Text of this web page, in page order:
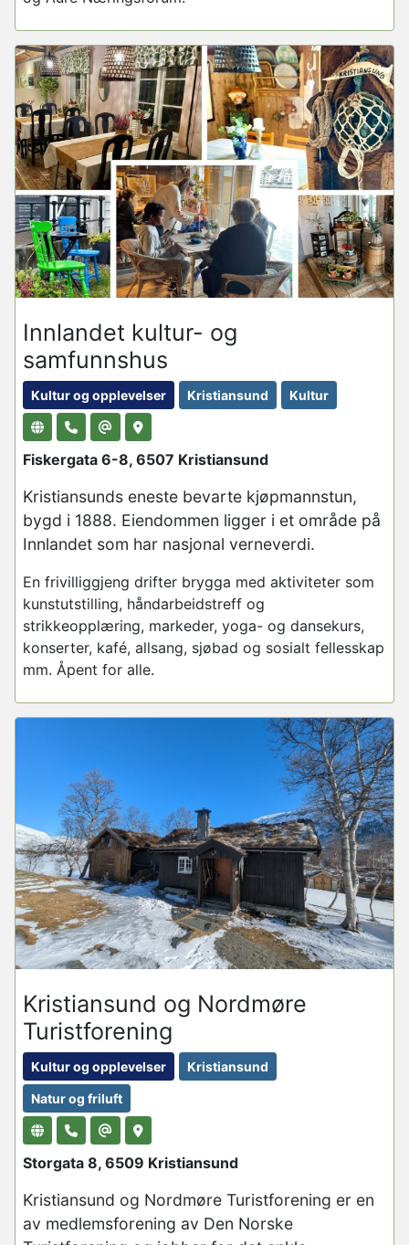
Innlandet kultur- og
samfunnshus
Kultur og opplevelser Kristiansund Kultur
Fiskergata 6-8, 6507 Kristiansund
Kristiansunds eneste bevarte kjøpmannstun,
bygd i 1888. Eiendommen ligger i et område på
Innlandet som har nasjonal verneverdi.
En frivilliggjeng drifter brygga med aktiviteter som
kunstutstilling, håndarbeidstreff og
strikkeopplæring, markeder, yoga- og dansekurs,
konserter, kafé, allsang, sjøbad og sosialt fellesskap
mm. Åpent for alle.
Kristiansund og Nordmøre
Turistforening
Kultur og opplevelser Kristiansund
Natur og friluft
Storgata 8, 6509 Kristiansund
Kristiansund og Nordmøre Turistforening er en
av medlemsforening av Den Norske